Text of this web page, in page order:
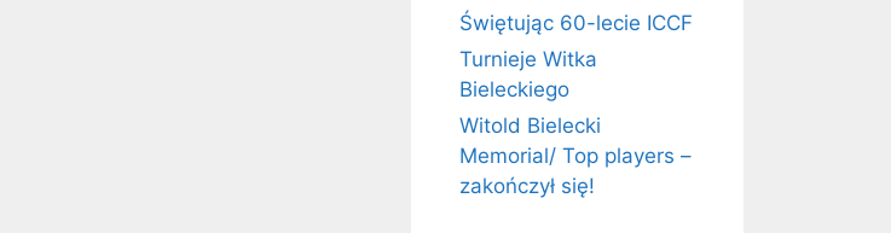
Świętując 60-lecie ICCF
Turnieje Witka
Bieleckiego
Witold Bielecki
Memorial/ Top players –
zakończył się!